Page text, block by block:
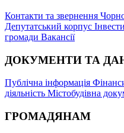
Контакти та звернення
Депутатський корпус
громади Вакансії
ДОКУМЕНТИ ТА
Публічна інформація
діяльність Містобудівна
ГРОМАДЯНАМ